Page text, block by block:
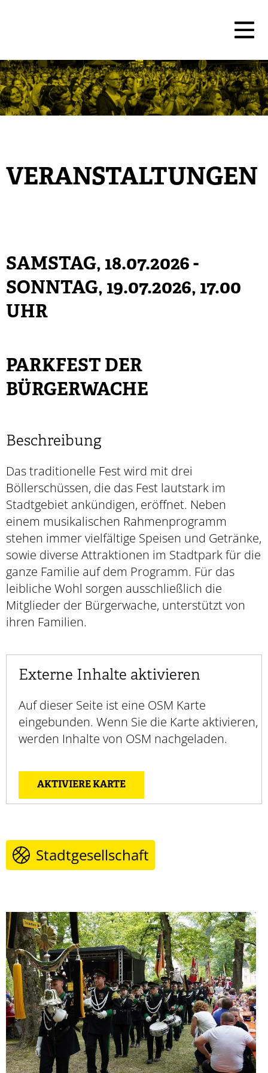
VERANSTALTUNGEN
SAMSTAG, 18.07.2026-
SONNTAG, 19.07.2026, 17.00
UHR
PARKFEST DER
BÜRGERWACHE
Beschreibung
Das traditionelle Fest wird mit drei
Böllerschüssen, die das Fest lautstark im
Stadtgebiet ankündigen, eröffnet. Neben
einem musikalischen Rahmenprogramm
stehen immer vielfältige Speisen und Getränke,
sowie diverse Attraktionen im Stadtpark für die
ganze Familie auf dem Programm. Für das
leibliche Wohl sorgen ausschließlich die
Mitglieder der Bürgerwache, unterstützt von
ihren Familien.
Externe Inhalte aktivieren
Auf dieser Seite ist eine OSM Karte
eingebunden. Wenn Sie die Karte aktivieren,
werden Inhalte von OSM nachgeladen.
AKTIVIERE KARTE
Stadtgesellschaft